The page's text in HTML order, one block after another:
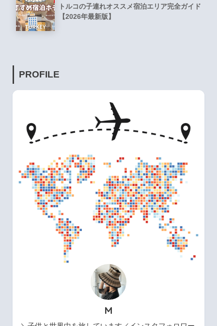
トルコの子連れオススメ宿泊エリア完全ガイド
【2026年最新版】
PROFILE
M